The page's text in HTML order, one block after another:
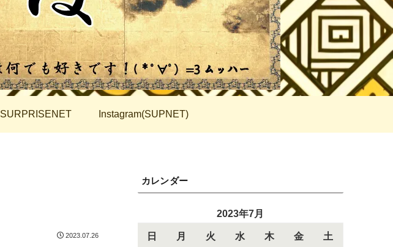
SURPRISENET Instagram(SUPNET)
2023.07.26
カレンダー
2023年7月
日 月 火 水 木 金 土